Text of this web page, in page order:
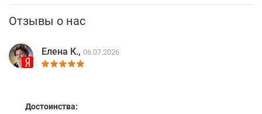
Отзывы о нас
Елена К., 06.07.2026
Достоинства: